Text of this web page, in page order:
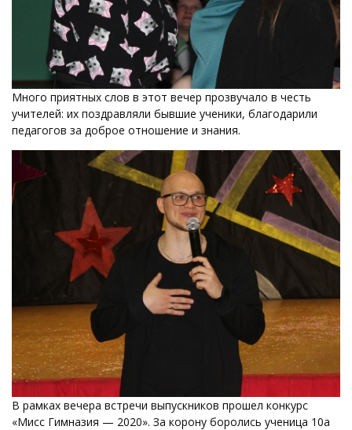
Много приятных слов в этот вечер прозвучало в честь
учителей: их поздравляли бывшие ученики, благодарили
педагогов за доброе отношение и знания.
В рамках вечера встречи выпускников прошел конкурс
«Мисс Гимназия — 2020». За корону боролись ученица 10а